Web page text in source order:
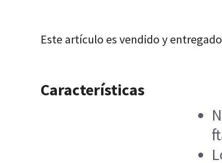
Este artículo es vendido y
Características